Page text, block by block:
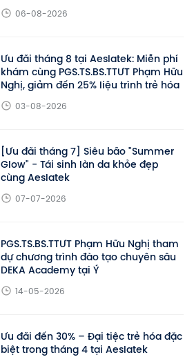
06-08-2026
Ưu đãi tháng 8 tại Aeslatek: Miễn phí
khám cùng PGS.TS.BS.TTƯT Phạm Hữu
Nghị, giảm đến 25% liệu trình trẻ hóa
03-08-2026
[Ưu đãi tháng 7] Siêu bão "Summer
Glow" - Tái sinh làn da khỏe đẹp
cùng Aeslatek
07-07-2026
PGS.TS.BS.TTƯT Phạm Hữu Nghị tham
dự chương trình đào tạo chuyên sâu
DEKA Academy tại Ý
14-05-2026
Ưu đãi đến 30% – Đại tiệc trẻ hóa đặc
biệt trong tháng 4 tại Aeslatek